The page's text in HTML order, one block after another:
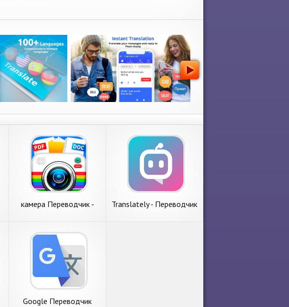
камера Переводчик -
Translately - Переводчик
Google Переводчик